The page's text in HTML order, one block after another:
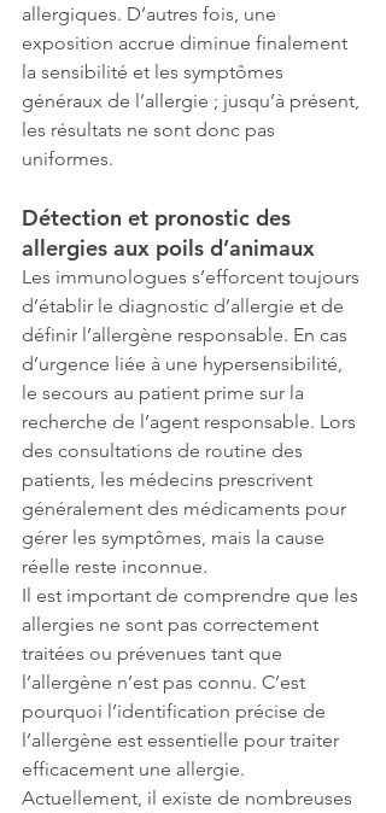
allergiques. D’autres fois, une
exposition accrue diminue finalement
la sensibilité et les symptômes
généraux de l’allergie ; jusqu’à présent,
les résultats ne sont donc pas
uniformes.
Détection et pronostic des
allergies aux poils d’animaux
Les immunologues s’efforcent toujours
d’établir le diagnostic d’allergie et de
définir l’allergène responsable. En cas
d’urgence liée à une hypersensibilité,
le secours au patient prime sur la
recherche de l’agent responsable. Lors
des consultations de routine des
patients, les médecins prescrivent
généralement des médicaments pour
gérer les symptômes, mais la cause
réelle reste inconnue.
Il est important de comprendre que les
allergies ne sont pas correctement
traitées ou prévenues tant que
l’allergène n’est pas connu. C’est
pourquoi l’identification précise de
l’allergène est essentielle pour traiter
efficacement une allergie.
Actuellement, il existe de nombreuses